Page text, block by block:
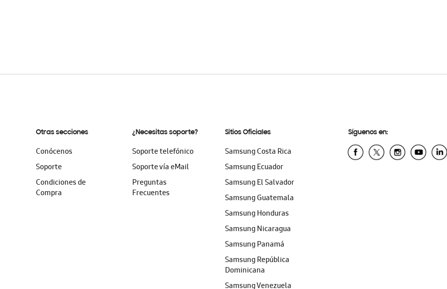
Otras secciones
Conócenos
Soporte
Condiciones de
Compra
¿Necesitas soporte?
Soporte telefónico
Soporte vía eMail
Preguntas
Frecuentes
Sitios Oficiales
Samsung Costa Rica
Samsung Ecuador
Samsung El Salvador
Samsung Guatemala
Samsung Honduras
Samsung Nicaragua
Samsung Panamá
Samsung República
Dominicana
Samsung Venezuela
Síguenos en: